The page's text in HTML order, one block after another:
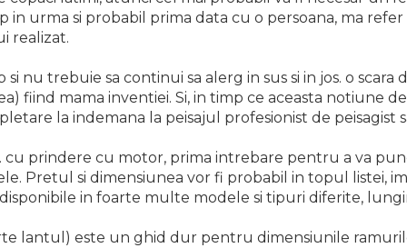
urma si probabil prima data cu o persoana, ma
realizat.
nu trebuie sa continui sa alerg in sus si in jos. o
fiind mama inventiei. Si, in timp ce aceasta notiune
la indemana la peisajul profesionist de
prindere cu motor, prima intrebare pentru a va
Pretul si dimensiunea vor fi probabil in topul listei,
in foarte multe modele si tipuri diferite,
lantul) este un ghid dur pentru dimensiunile